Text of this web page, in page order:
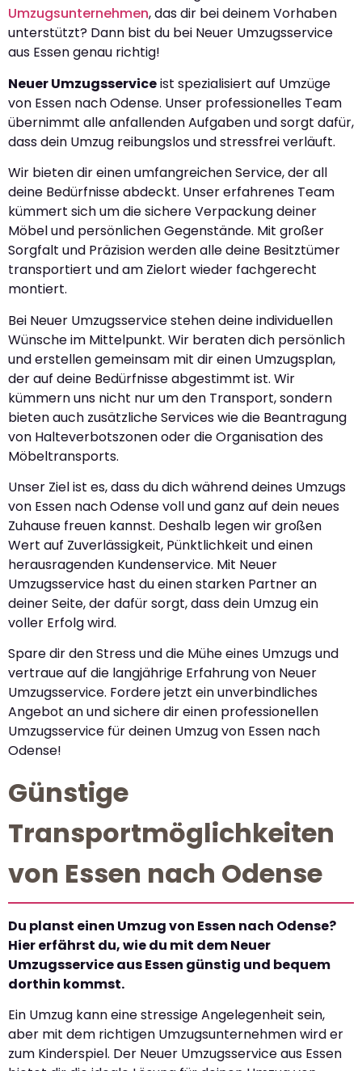
Umzugsunternehmen, das dir bei deinem Vorhaben
unterstützt? Dann bist du bei Neuer Umzugsservice
aus Essen genau richtig!
Neuer Umzugsserviceist spezialisiert auf Umzüge
von Essen nach Odense. Unser professionelles Team
übernimmt alle anfallenden Aufgaben und sorgt dafür,
dass dein Umzug reibungslos und stressfrei verläuft.
Wir bieten dir einen umfangreichen Service, der all
deine Bedürfnisse abdeckt. Unser erfahrenes Team
kümmert sich um die sichere Verpackung deiner
Möbel und persönlichen Gegenstände. Mit großer
Sorgfalt und Präzision werden alle deine Besitztümer
transportiert und am Zielort wieder fachgerecht
montiert.
Bei Neuer Umzugsservice stehen deine individuellen
Wünsche im Mittelpunkt. Wir beraten dich persönlich
und erstellen gemeinsam mit dir einen Umzugsplan,
der auf deine Bedürfnisse abgestimmt ist. Wir
kümmern uns nicht nur um den Transport, sondern
bieten auch zusätzliche Services wie die Beantragung
von Halteverbotszonen oder die Organisation des
Möbeltransports.
Unser Ziel ist es, dass du dich während deines Umzugs
von Essen nach Odense voll und ganz auf dein neues
Zuhause freuen kannst. Deshalb legen wir großen
Wert auf Zuverlässigkeit, Pünktlichkeit und einen
herausragenden Kundenservice. Mit Neuer
Umzugsservice hast du einen starken Partner an
deiner Seite, der dafür sorgt, dass dein Umzug ein
voller Erfolg wird.
Spare dir den Stress und die Mühe eines Umzugs und
vertraue auf die langjährige Erfahrung von Neuer
Umzugsservice. Fordere jetzt ein unverbindliches
Angebot an und sichere dir einen professionellen
Umzugsservice für deinen Umzug von Essen nach
Odense!
Günstige
Transportmöglichkeiten
von Essen nach Odense
Du planst einen Umzug von Essen nach Odense?
Hier erfährst du, wie du mit dem Neuer
Umzugsservice aus Essen günstig und bequem
dorthin kommst.
Ein Umzug kann eine stressige Angelegenheit sein,
aber mit dem richtigen Umzugsunternehmen wird er
zum Kinderspiel. Der Neuer Umzugsservice aus Essen